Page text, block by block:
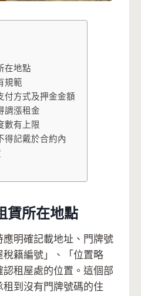
在地點
規範
付方式及押金金額
調漲租金
數有上限
得記戴於合約內
賃所在地點
明確記載地址、門牌號
籍編號」、「位置略
認租屋處的位置。這個部
到沒有門牌號碼的住